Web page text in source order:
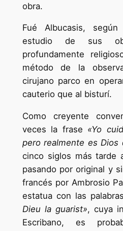
obra.
Fué Albucasis,
estudio de sus
profundamente
método de la
cirujano parco en
cauterio que al bisturí.
Como creyente
veces la frase «Yo
pero realmente es Dios
cinco siglos más tarde
pasando por original y
francés por Ambrosio
estatua con las
Dieu la guarist», cuya
Escribano, es